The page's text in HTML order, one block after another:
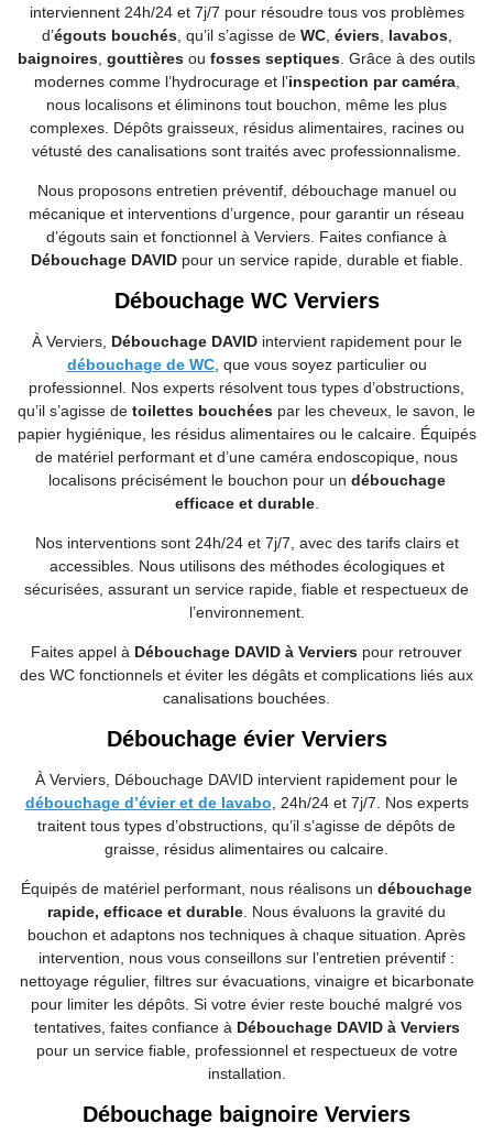
interviennent 24h/24 et 7j/7 pour résoudre tous vos problèmes
d’égouts bouchés, qu’il s’agisse de WC, éviers, lavabos,
baignoires, gouttières ou fosses septiques. Grâce à des outils
modernes comme l’hydrocurage et l’inspection par caméra,
nous localisons et éliminons tout bouchon, même les plus
complexes. Dépôts graisseux, résidus alimentaires, racines ou
vétusté des canalisations sont traités avec professionnalisme.
Nous proposons entretien préventif, débouchage manuel ou
mécanique et interventions d’urgence, pour garantir un réseau
d’égouts sain et fonctionnel à Verviers. Faites confiance à
Débouchage DAVIDpour un service rapide, durable et fiable.
Débouchage WC Verviers
À Verviers, Débouchage DAVIDintervient rapidement pour le
débouchage de WC, que vous soyez particulier ou
professionnel. Nos experts résolvent tous types d’obstructions,
qu’il s’agisse de toilettes bouchées par les cheveux, le savon, le
papier hygiénique, les résidus alimentaires ou le calcaire. Équipés
de matériel performant et d’une caméra endoscopique, nous
localisons précisément le bouchon pour un débouchage
efficace et durable.
Nos interventions sont 24h/24 et 7j/7, avec des tarifs clairs et
accessibles. Nous utilisons des méthodes écologiques et
sécurisées, assurant un service rapide, fiable et respectueux de
l’environnement.
Faites appel à Débouchage DAVID à Verviers pour retrouver
des WC fonctionnels et éviter les dégâts et complications liés aux
canalisations bouchées.
Débouchage évier Verviers
À Verviers, Débouchage DAVID intervient rapidement pour le
débouchage d’évier et de lavabo, 24h/24 et 7j/7. Nos experts
traitent tous types d’obstructions, qu’il s’agisse de dépôts de
graisse, résidus alimentaires ou calcaire.
Équipés de matériel performant, nous réalisons un débouchage
rapide, efficace et durable. Nous évaluons la gravité du
bouchon et adaptons nos techniques à chaque situation. Après
intervention, nous vous conseillons sur l’entretien préventif :
nettoyage régulier, filtres sur évacuations, vinaigre et bicarbonate
pour limiter les dépôts. Si votre évier reste bouché malgré vos
tentatives, faites confiance àDébouchage DAVID à Verviers
pour un service fiable, professionnel et respectueux de votre
installation.
Débouchage baignoire Verviers